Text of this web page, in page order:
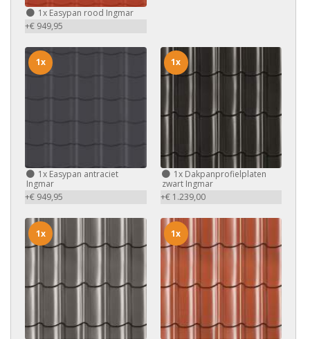
1x Easypan rood Ingmar
+€ 949,95
1x Easypan antraciet
Ingmar
+€ 949,95
1x
1xDakpanprofielplaten
zwart Ingmar
+€ 1.239,00
1x
1x 1x